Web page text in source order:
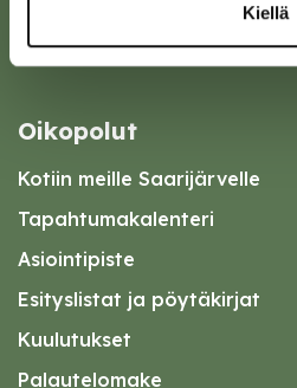
Kiellä
Oikopolut
Kotiin meille Saarijärvelle
Tapahtumakalenteri
Asiointipiste
Esityslistat ja pöytäkirjat
Kuulutukset
Palautelomake